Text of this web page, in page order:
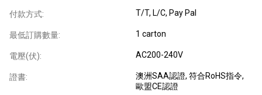
付款方式: T/T, L/C, Pay Pal
最低訂購數量: 1 carton
電壓(伏): AC200-240V
證書: 澳洲SAA認證, 符合RoHS指令,
歐盟CE認證